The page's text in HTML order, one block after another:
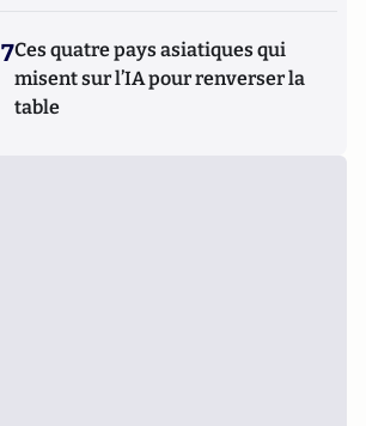
7Ces quatre pays asiatiques qui
misent sur l’IA pour renverser la
table